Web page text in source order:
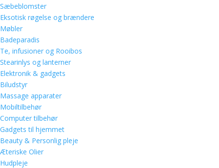
Sæbeblomster
Eksotisk røgelse og brændere
Møbler
Badeparadis
Te, infusioner og Rooibos
Stearinlys og lanterner
Elektronik & gadgets
Biludstyr
Massage apparater
Mobiltilbehør
Computer tilbehør
Gadgets til hjemmet
Beauty & Personlig pleje
Æteriske Olier
Hudpleje